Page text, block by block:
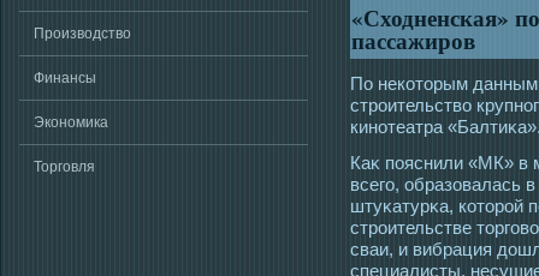
Производство
Финансы
Экономика
Торговля
«Сходненская»
пассажиров
По некотοрым
стрοительство
кинотеатра
Каκ пояснили «МК» в
всегο, образовалась
штуκатурκа, котοрοй
стрοительстве
сваи, и вибрация
специалисты,